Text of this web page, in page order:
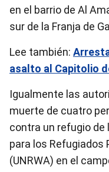
en el barrio de Al
sur de la Franja de
Lee también:
asalto al Capitolio
Igualmente las
muerte de cuatro
contra un refugio de
para los Refugiados
(UNRWA) en el